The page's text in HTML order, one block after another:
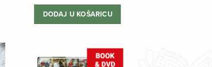
je:
38,80 €.
je:
34,90 €.
DODAJ U KOŠARICU